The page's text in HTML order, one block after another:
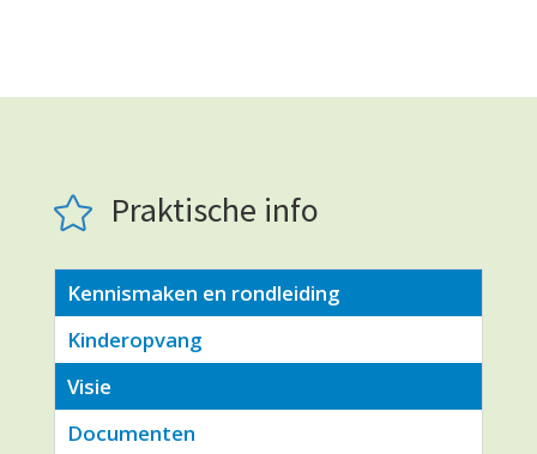
 Praktische info
Kennismaken en rondleiding
Kinderopvang
Visie
Documenten